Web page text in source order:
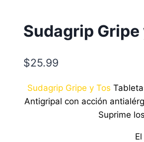
Sudagrip Gripe
$25.99
Sudagrip Gripe y Tos
Antigripal con acción
Suprime